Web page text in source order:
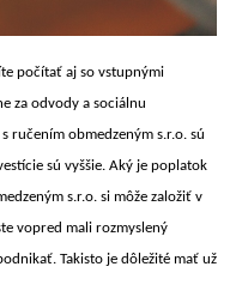
počítať aj so vstupnými
za odvody a sociálnu
ručením obmedzeným s.r.o. sú
sú vyššie. Aký je poplatok
s.r.o. si môže založiť v
vopred mali rozmyslený
Takisto je dôležité mať už